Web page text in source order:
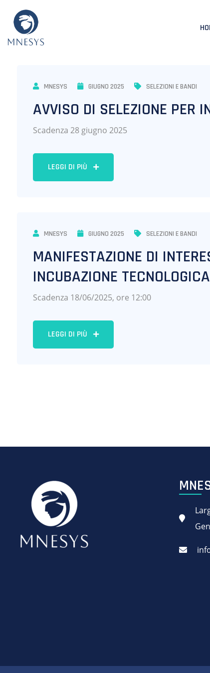
MNESYS GIUGNO 2025 SELEZIONI E BANDI
AVVISO DI SELEZIONE
Scadenza 28 giugno 2025
LEGGI DI PIÙ
MNESYS GIUGNO 2025 SELEZIONI E BANDI
MANIFESTAZIONE DI
INCUBAZIONE TECNOLOGICA
Scadenza 18/06/2025, ore 12:00
LEGGI DI PIÙ